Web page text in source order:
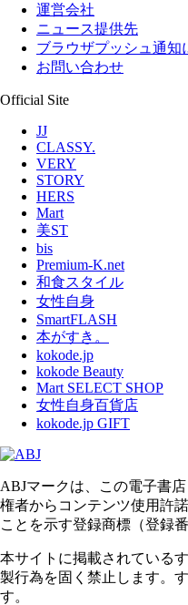
運営会社
ニュース提供先
ブラウザプッシュ通知
お問い合わせ
Official Site
JJ
CLASSY.
VERY
STORY
HERS
Mart
美ST
bis
Premium-K.net
和食スタイル
女性自身
SmartFLASH
本がすき。
kokode.jp
kokode Beauty
Mart SELECT SHOP
女性自身百貨店
kokode.jp GIFT
ABJマークは、この電子書
権者からコンテンツ使用許
ことを示す登録商標（登録番
本サイトに掲載されている
製行為を固く禁止します。
す。